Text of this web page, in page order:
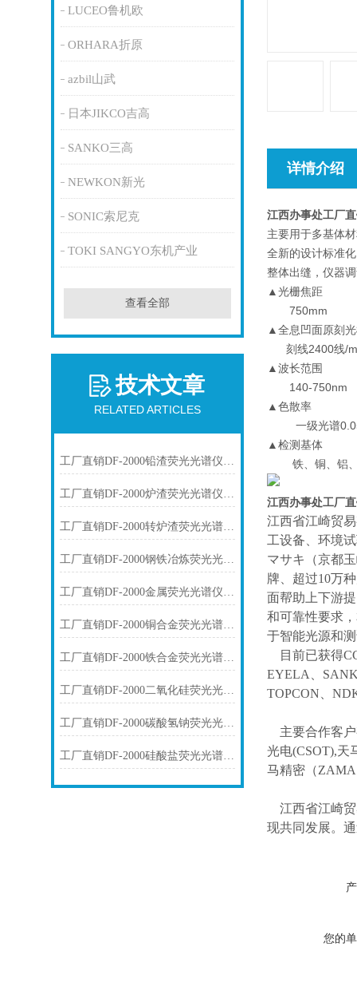
LUCEO鲁机欧
ORHARA折原
azbil山武
日本JIKCO吉高
SANKO三高
NEWKON新光
SONIC索尼克
TOKI SANGYO东机产业
查看全部
技术文章
RELATED ARTICLES
工厂直销DF-2000铅渣荧光光谱仪技术参数
工厂直销DF-2000炉渣荧光光谱仪技术参数
工厂直销DF-2000转炉渣荧光光谱仪技术参数
工厂直销DF-2000钢铁冶炼荧光光谱仪技术参数
工厂直销DF-2000金属荧光光谱仪技术参数
工厂直销DF-2000铜合金荧光光谱仪技术参数
工厂直销DF-2000铁合金荧光光谱仪技术参数
工厂直销DF-2000二氧化硅荧光光谱仪技术参数
工厂直销DF-2000碳酸氢钠荧光光谱仪技术参数
工厂直销DF-2000硅酸盐荧光光谱仪技术参数
详情介绍
江西办事处工厂
主要用于多基体
全新的设计标准
整体出缝，仪器
▲光栅焦距
750mm
▲全息凹面原刻
刻线2400线/
▲波长范围
140-750nm
▲色散率
一级光谱
▲检测基体
铁、铜、铝、
江西办事处工厂
江西省江崎贸
工设备、环境
マサキ（京都
牌、超过10万
面帮助上下游
和可靠性要求
于智能光源和
目前已获得
EYELA、
TOPCON、
主要合作客
光电(CSOT),天
马精密（
江西省江崎
现共同发展。
您的